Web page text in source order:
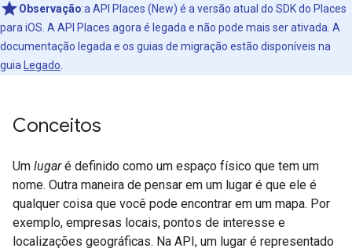
Observação:a API Places (New) é a versão atual do SDK do Places
para iOS. A API Places agora é legada e não pode mais ser ativada. A
documentação legada e os guias de migração estão disponíveis na
guia
Legado
Conceitos
Um lugaré definido como um espaço físico que tem um
nome. Outra maneira de pensar em um lugar é que ele é
qualquer coisa que você pode encontrar em um mapa. Por
exemplo, empresas locais, pontos de interesse e
localizações geográficas. Na API, um lugar é representado